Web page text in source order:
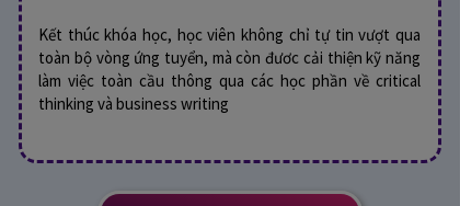
Kết thúc khóa học, học viên không chỉ tự tin vượt qua
toàn bộ vòng ứng tuyển, mà còn đươc cải thiện kỹ năng
làm việc toàn cầu thông qua các học phần về critical
thinking và business writing